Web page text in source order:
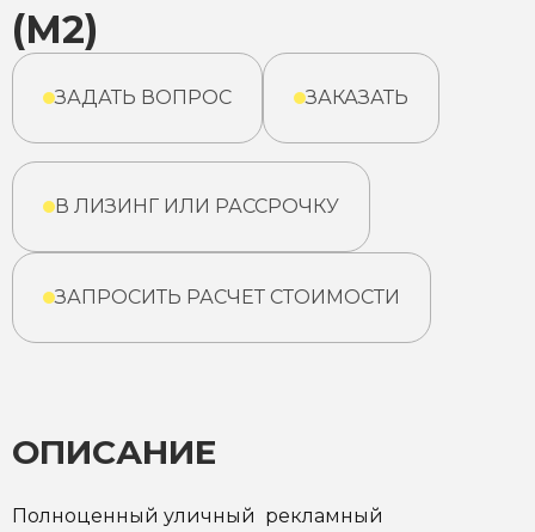
(М2)
ЗАДАТЬ ВОПРОС ЗАКАЗАТЬ
В ЛИЗИНГ ИЛИ РАССРОЧКУ
ЗАПРОСИТЬ РАСЧЕТ СТОИМОСТИ
ОПИСАНИЕ
Полноценный уличный рекламный